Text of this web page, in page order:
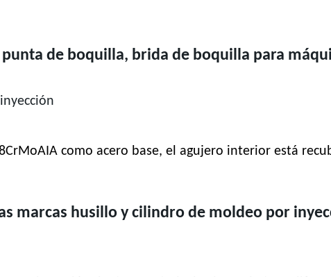
de boquilla, brida de boquilla para
como acero base, el agujero interior está
marcas husillo y cilindro de moldeo por